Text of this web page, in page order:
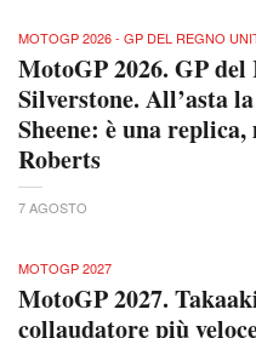
MOTOGP 2026 - GP DEL REGNO
MotoGP 2026. GP del
Silverstone. All’asta
Sheene: è una
Roberts
7 AGOSTO
MOTOGP 2027
MotoGP 2027.
collaudatore più